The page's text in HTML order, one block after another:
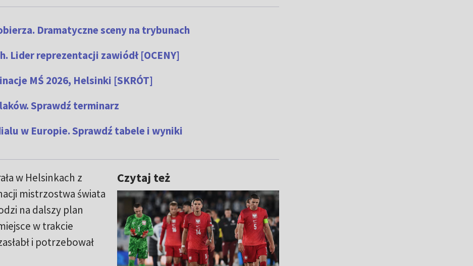
Dramatyczne sceny na trybunach
Lider reprezentacji zawiódł [OCENY]
MŚ 2026, Helsinki [SKRÓT]
Sprawdź terminarz
w Europie. Sprawdź tabele i wyniki
Czytaj też
w Helsinkach z
mistrzostwa świata
na dalszy plan
w trakcie
i potrzebował